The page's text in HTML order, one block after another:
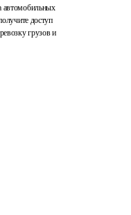
доступ
грузов и